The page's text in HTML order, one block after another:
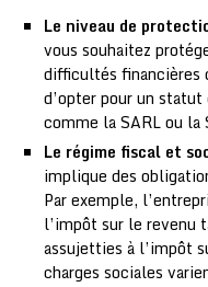
Le niveau de
vous souhaitez
difficultés financières
d’opter pour un
comme la SARL ou la
Le régime fiscal et
implique des
Par exemple,
l’impôt sur le revenu
assujetties à l’impôt
charges sociales